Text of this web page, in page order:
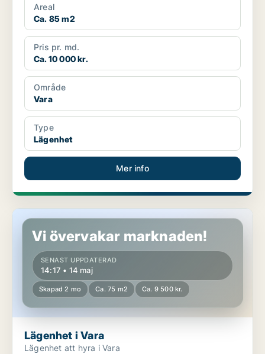
Areal
Ca. 85 m2
Pris pr. md.
Ca. 10 000 kr.
Område
Vara
Type
Lägenhet
Mer info
Lägenhet i Vara
Vi övervakar marknaden!
SENAST UPPDATERAD
14:17 • 14 maj
Skapad 2 mo Ca. 75 m2 Ca. 9 500 kr.
Lägenhet i Vara
Lägenhet att hyra i Vara